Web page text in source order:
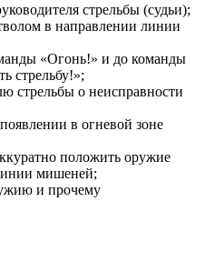
стрельбы (судьи);
в направлении линии
«Огонь!» и до команды
стрельбу!»;
стрельбы о неисправности
в огневой зоне
положить оружие
мишеней;
и прочему